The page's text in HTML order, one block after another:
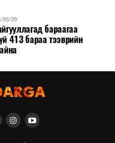
05/29
бараагаа
413 бараа тээврийн